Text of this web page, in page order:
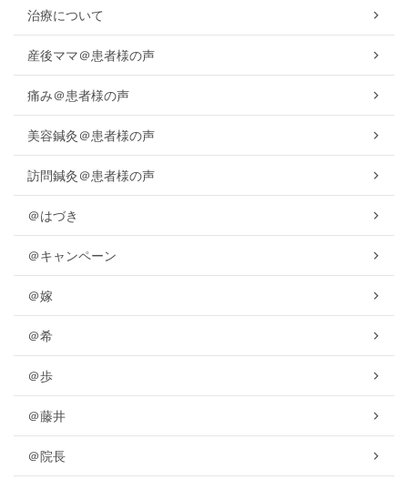
治療について
産後ママ＠患者様の声
痛み＠患者様の声
美容鍼灸＠患者様の声
訪問鍼灸＠患者様の声
＠はづき
＠キャンペーン
＠嫁
＠希
＠歩
＠藤井
＠院長